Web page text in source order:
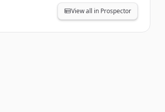
View all in Prospector